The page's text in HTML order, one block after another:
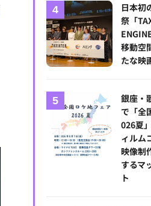
日本初
祭「
移動空
たな映
銀座・
で「全
026夏
ィルム
映像制
するマ
ト